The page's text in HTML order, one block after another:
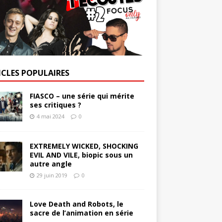
POPULAIRES
FIASCO – une série qui mérite
ses critiques ?
4 mai 2024 0
EXTREMELY WICKED, SHOCKING
EVIL AND VILE, biopic sous un
autre angle
29 juin 2019 0
Love Death and Robots, le
sacre de l’animation en série